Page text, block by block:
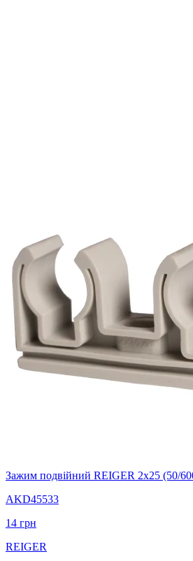
Зажим подвійний REIGER 2х25 (50/
AKD45533
14 грн
REIGER